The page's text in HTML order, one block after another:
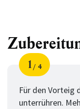
Schritt
1
von
4
Für den Vorteig
unterrühren.